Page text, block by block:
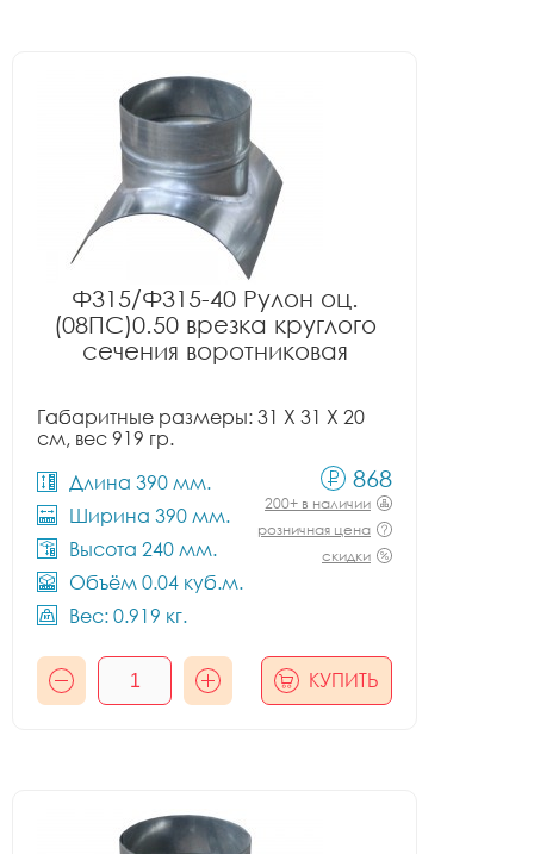
Ф315/Ф315-40 Рулон оц.
(08ПС)0.50 врезка круглого
сечения воротниковая
Габаритные размеры: 31 X 31 X 20
см, вес 919 гр.
Длина 390 мм.
Ширина 390 мм.
Высота 240 мм.
Объём 0.04 куб.м.
Вес: 0.919 кг.
868
200+ в наличии
розничная цена
скидки
КУПИТЬ